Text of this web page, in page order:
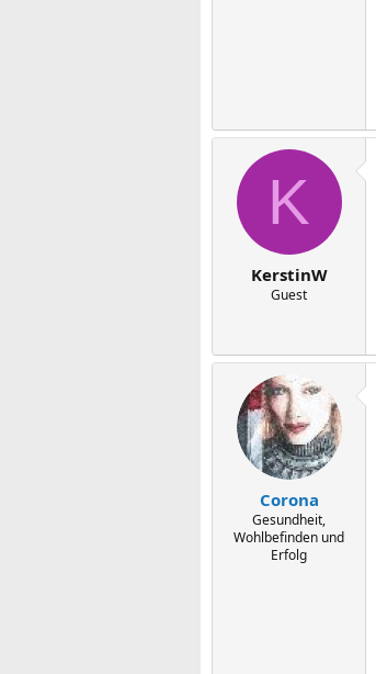
K
KerstinW
Guest
Corona
Gesundheit,
Wohlbefinden und
Erfolg